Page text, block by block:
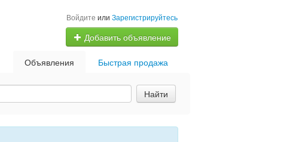
Войдите или Зарегистрируйтесь
Добавить объявление
Быстрая продажа
Объявления
Найти